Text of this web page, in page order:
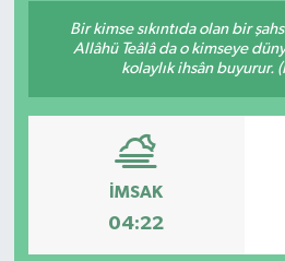
Bir kimse sıkıntıda olan bir
Allâhü Teâlâ da o kimseye
kolaylık ihsân buyurur.
İMSAK
04:22